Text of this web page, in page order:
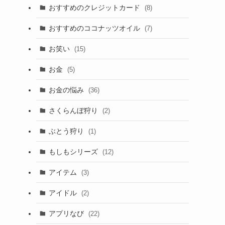
おすすめのクレジットカード (8)
おすすめのココナッツオイル (7)
お笑い (15)
お金 (5)
お金の悩み (36)
さくらんぼ狩り (2)
ぶとう狩り (1)
もしもシリーズ (12)
アイテム (3)
アイドル (2)
アプリなび (22)